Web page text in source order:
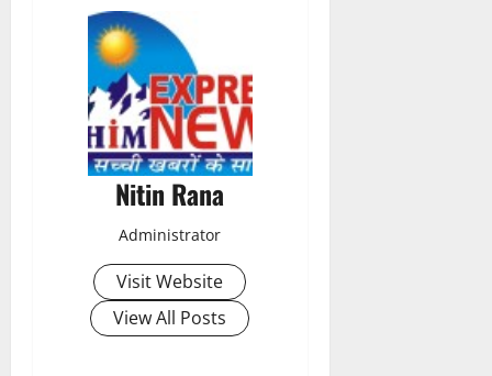
Nitin Rana
Administrator
Visit Website
View All Posts